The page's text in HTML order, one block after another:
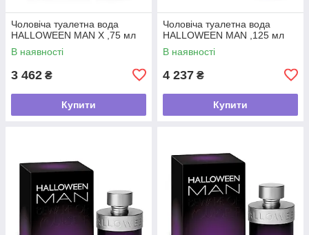
Чоловіча туалетна вода
HALLOWEEN MAN X ,75 мл
В наявності
3 462 ₴
Купити
Чоловіча туалетна вода
HALLOWEEN MAN ,125 мл
В наявності
4 237 ₴
Купити